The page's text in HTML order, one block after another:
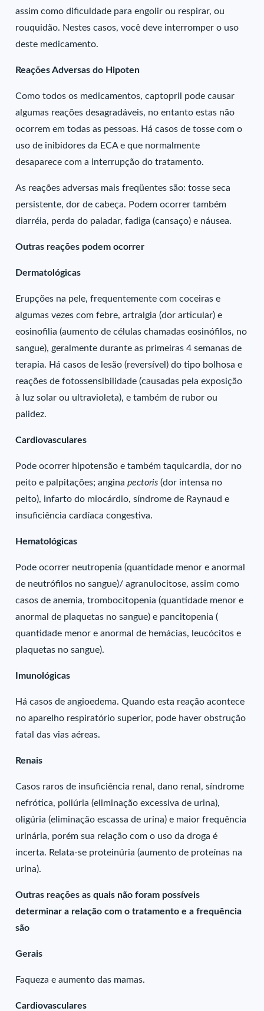
assim como dificuldade para engolir ou respirar, ou
rouquidão. Nestes casos, você deve interromper o uso
deste medicamento.
Reações Adversas do Hipoten
Como todos os medicamentos, captopril pode causar
algumas reações desagradáveis, no entanto estas não
ocorrem em todas as pessoas. Há casos de tosse com o
uso de inibidores da ECA e que normalmente
desaparece com a interrupção do tratamento.
As reações adversas mais freqüentes são: tosse seca
persistente, dor de cabeça. Podem ocorrer também
diarréia, perda do paladar, fadiga (cansaço) e náusea.
Outras reações podem ocorrer
Dermatológicas
Erupções na pele, frequentemente com coceiras e
algumas vezes com febre, artralgia (dor articular) e
eosinofilia (aumento de células chamadas eosinófilos, no
sangue), geralmente durante as primeiras 4 semanas de
terapia. Há casos de lesão (reversível) do tipo bolhosa e
reações de fotossensibilidade (causadas pela exposição
à luz solar ou ultravioleta), e também de rubor ou
palidez.
Cardiovasculares
Pode ocorrer hipotensão e também taquicardia, dor no
peito e palpitações; anginapectoris (dor intensa no
peito), infarto do miocárdio, síndrome de Raynaud e
insuficiência cardíaca congestiva.
Hematológicas
Pode ocorrer neutropenia (quantidade menor e anormal
de neutrófilos no sangue)/ agranulocitose, assim como
casos de anemia, trombocitopenia (quantidade menor e
anormal de plaquetas no sangue) e pancitopenia (
quantidade menor e anormal de hemácias, leucócitos e
plaquetas no sangue).
Imunológicas
Há casos de angioedema. Quando esta reação acontece
no aparelho respiratório superior, pode haver obstrução
fatal das vias aéreas.
Renais
Casos raros de insuficiência renal, dano renal, síndrome
nefrótica, poliúria (eliminação excessiva de urina),
oligúria (eliminação escassa de urina) e maior frequência
urinária, porém sua relação com o uso da droga é
incerta. Relata-se proteinúria (aumento de proteínas na
urina).
Outras reações as quais não foram possíveis
determinar a relação com o tratamento e a frequência
são
Gerais
Faqueza e aumento das mamas.
Cardiovasculares